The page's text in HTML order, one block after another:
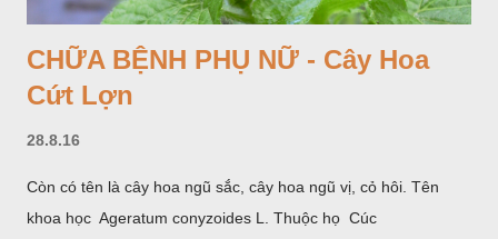
CHỮA BỆNH PHỤ NỮ - Cây Hoa
Cứt Lợn
28.8.16
Còn có tên là cây hoa ngũ sắc, cây hoa ngũ vị, cỏ hôi. Tên
khoa học Ageratum conyzoides L. Thuộc họ Cúc